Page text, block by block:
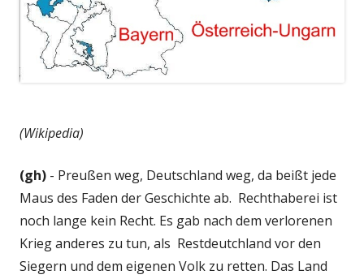
(Wikipedia)
(gh) - Preußen weg, Deutschland weg, da beißt jede
Maus des Faden der Geschichte ab. Rechthaberei ist
noch lange kein Recht. Es gab nach dem verlorenen
Krieg anderes zu tun, als Restdeutchland vor den
Siegern und dem eigenen Volk zu retten. Das Land